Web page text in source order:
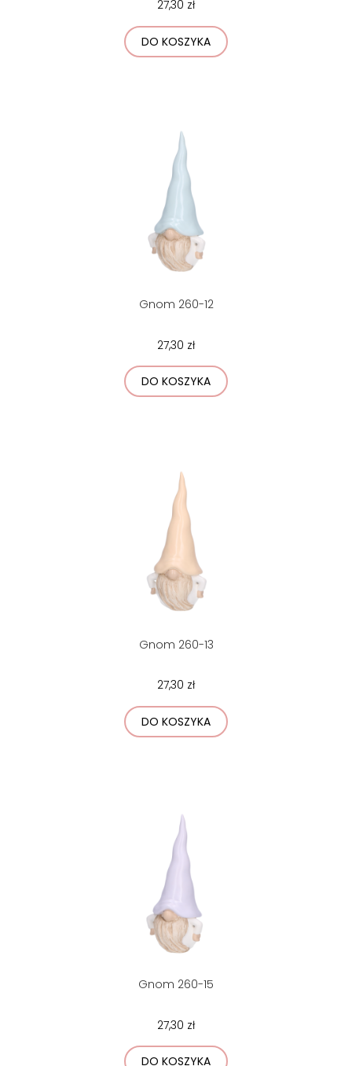
27,30 zł
DO KOSZYKA
Gnom 260-12
27,30 zł
DO KOSZYKA
Gnom 260-13
27,30 zł
DO KOSZYKA
Gnom 260-15
27,30 zł
DO KOSZYKA